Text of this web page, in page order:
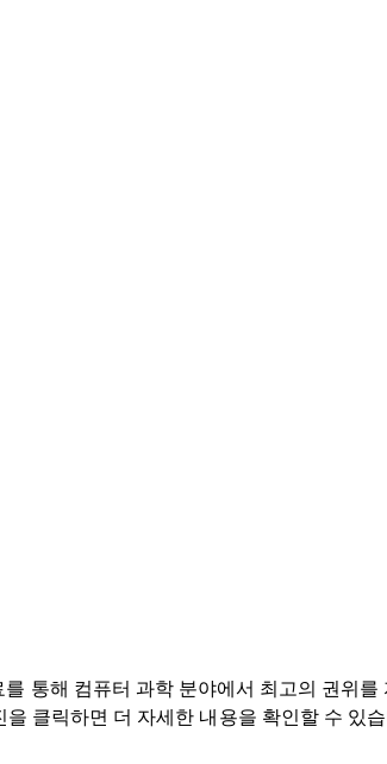
통해 컴퓨터 과학 분야에서 최고의 권위를
클릭하면 더 자세한 내용을 확인할 수 있